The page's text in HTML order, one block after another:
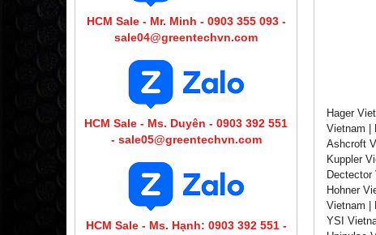
HCM Sale - Mr. Minh - 0903 355 093 -
sale04@greentechvn.com
HCM Sale - Ms. Duyên - 0903 392 551
- sale05@greentechvn.com
HCM Sale - Ms. Hạnh: 0903 392 551 -
Hager
Vietnam |
Ashcroft
Kuppler
Dectector
Hohner
Vietnam |
YSI